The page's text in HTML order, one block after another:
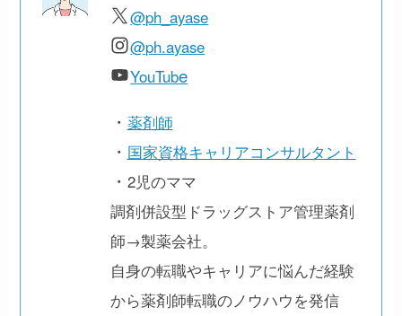
@ph_ayase
@ph.ayase
YouTube
・ 薬剤師
・ 国家資格キャリアコンサルタント
・ 2児のママ
調剤併設型ドラッグストア管理薬剤
師→製薬会社。
自身の転職やキャリアに悩んだ経験
から薬剤師転職のノウハウを発信